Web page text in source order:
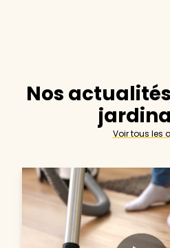
Nos
Voir tous les